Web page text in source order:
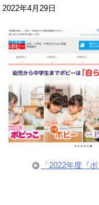
2022年4月29日
「2022年度『